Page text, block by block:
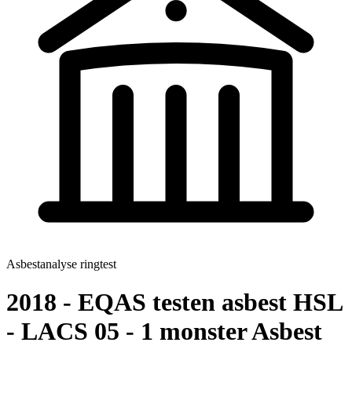
Asbestanalyse ringtest
2018 - EQAS testen asbest HSL
- LACS 05 - 1 monster Asbest